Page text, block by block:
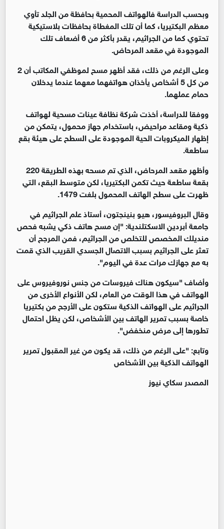
وبحسب الدراسة فالهواتف المحمية بحافظة من الجلد تأوي
معظم البكتيريا، كما أن تلك المغطاة بحافظات بلاستيكية
تحتوي كما من الجراثيم، يقدر بأكثر من 6 أضعاف تلك
الموجودة في مقعد المرحاض.
وعلى الرغم من ذلك، فقد أظهر مسح لموظفي المكاتب أن 2
من كل 5 أشخاص يأخذان هواتفهما معهما عندما يدخلان
حمام عملهما.
ووفقا للدراسة، أخذت شركة نظافة عينات مسحية لهواتف
ذكية ومقاعد مراحيض، باستخدام جهاز محمول، يتمكن من
إظهار الميكروبات الحية الموجودة على السطح على هيئة بقع
ساطعة.
وأظهر مقعد المرحاض، الذي تم مسحه بهذه الطريقة 220
بقعة ساطعة حيث تكمن البكتيريا، لكن متوسط البقع، التي
ظهرت على سطح ​​الهاتف المحمول بلغت 1479.
وقال البروفيسور، هيو بنينجتون، أستاذ علم الجراثيم في
جامعة أبردين الاسكتلندية: "إن مسح هاتف ذكي يشبه فحص
منديلك المخصص للتخلص من الجراثيم، فمن المرجح أن
تعثر على الجراثيم بسبب الاتصال الجسدي القريب الذي قمت
به مع جهازك مرات عدة في اليوم".
وأضاف "سيكون هناك فيروسات من جنس نوروفيروس على
الهواتف في هذا الوقت من العام، لكن الأنواع الأخرى من
الجراثيم على الهواتف الذكية ستكون على الأرجح من بكتيريا
خاصة بسبب تمرير الهاتف بين الأشخاص، لكن يظل احتمال
تطورها إلى مرض منخفض".
وتابع: "على الرغم من ذلك، قد يكون من غير المقبول تمرير
الهواتف الذكية بين الأشخاص
المصدر سكاي نيوز